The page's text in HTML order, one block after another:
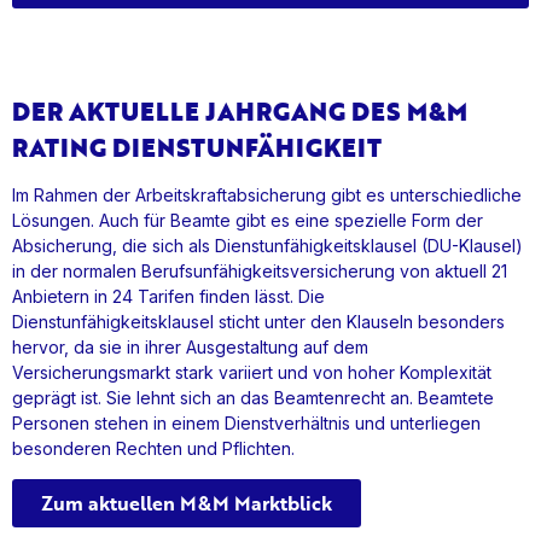
DER AKTUELLE JAHRGANG DES M&M
RATING DIENSTUNFÄHIGKEIT
Im Rahmen der Arbeitskraftabsicherung gibt es unterschiedliche
Lösungen. Auch für Beamte gibt es eine spezielle Form der
Absicherung, die sich als Dienstunfähigkeitsklausel (DU-Klausel)
in der normalen Berufsunfähigkeitsversicherung von aktuell 21
Anbietern in 24 Tarifen finden lässt. Die
Dienstunfähigkeitsklausel sticht unter den Klauseln besonders
hervor, da sie in ihrer Ausgestaltung auf dem
Versicherungsmarkt stark variiert und von hoher Komplexität
geprägt ist. Sie lehnt sich an das Beamtenrecht an. Beamtete
Personen stehen in einem Dienstverhältnis und unterliegen
besonderen Rechten und Pflichten.
Zum aktuellen M&M Marktblick